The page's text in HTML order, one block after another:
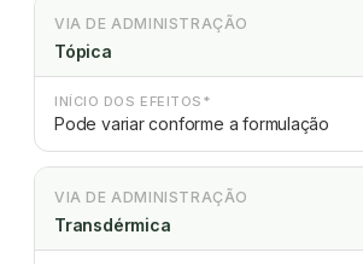
VIA DE ADMINISTRAÇÃO
Tópica
INÍCIO DOS EFEITOS*
Pode variar conforme a formulação
VIA DE ADMINISTRAÇÃO
Transdérmica